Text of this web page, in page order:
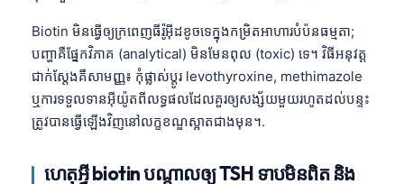
Biotin មិនធ្វើឲ្យក្រពេញធីរ៉ូអ៊ីដខូចទេក្នុងកម្រិតអាហារបំប៉នធម្មតា;
បញ្ហាគឺផ្នែកវិភាគ (analytical) មិនមែនពុល (toxic) ទេ។ វិធីអនុវត្ត
ជាក់ស្តែងគឺសាមញ្ញ៖ កុំផ្លាស់ប្តូរ levothyroxine, methimazole
ឬការទទួលទានអ៊ីយ៉ូតពីលទ្ធផលដែលគួរឲ្យសង្ស័យមួយរហូតដល់បន្ទះ
ត្រូវបានធ្វើឡើងវិញនៅលក្ខខណ្ឌស្អាតជាងមុន។.
ហេតុអ្វី biotin បណ្តាលឲ្យ TSH ទាបមិនពិត និង